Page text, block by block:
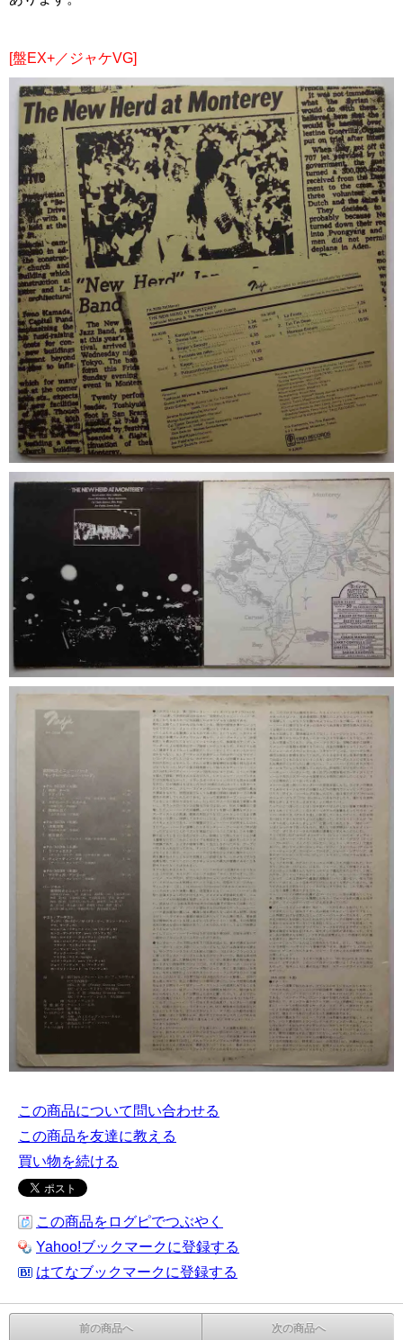
[盤EX+／ジャケVG]
この商品について問い合わせる
この商品を友達に教える
買い物を続ける
この商品をログピでつぶやく
Yahoo!ブックマークに登録する
はてなブックマークに登録する
前の商品へ 次の商品へ